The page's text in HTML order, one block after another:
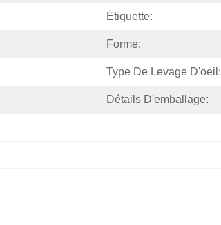
Étiquette:
Forme:
Type De Levage D'oeil:
Détails D'emballage: